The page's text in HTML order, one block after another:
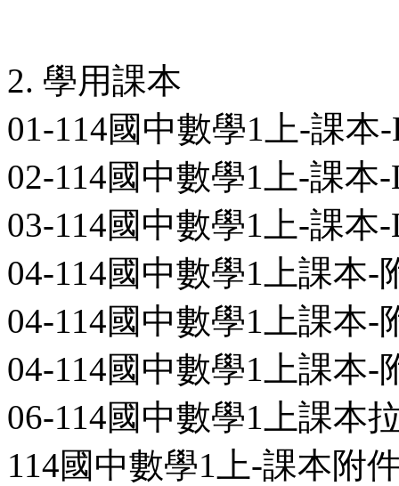
2. 學用課本
01-114國中數學1上-課本
02-114國中數學1上-課本
03-114國中數學1上-課本
04-114國中數學1上課本-
04-114國中數學1上課本-
04-114國中數學1上課本-
06-114國中數學1上課本
114國中數學1上-課本附